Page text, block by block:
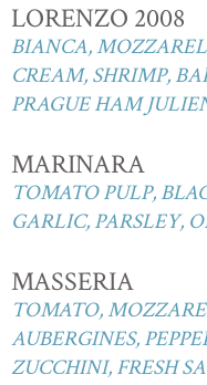
LORENZO 2008
BIANCA,
CREAM, SHRIMP,
PRAGUE HAM
MARINARA
TOMATO PULP,
GARLIC, PARSLEY,
MASSERIA
TOMATO,
AUBERGINES,
ZUCCHINI, FRESH